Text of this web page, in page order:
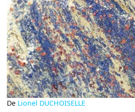
De Lionel DUCHOISELLE